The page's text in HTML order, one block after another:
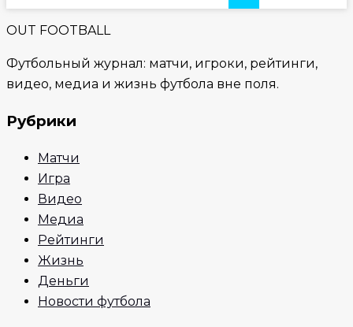
OUT FOOTBALL
Футбольный журнал: матчи, игроки, рейтинги,
видео, медиа и жизнь футбола вне поля.
Рубрики
Матчи
Игра
Видео
Медиа
Рейтинги
Жизнь
Деньги
Новости футбола